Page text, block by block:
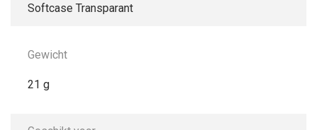
Softcase Transparant
Gewicht
21 g